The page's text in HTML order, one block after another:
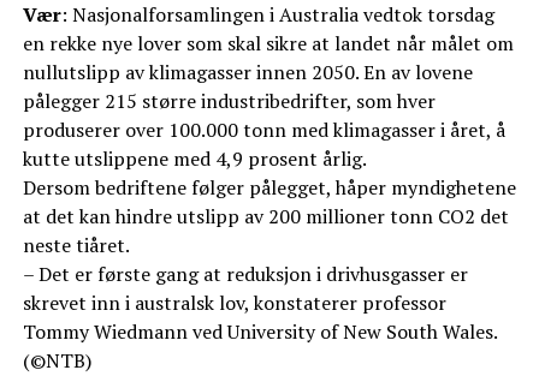
Vær: Nasjonalforsamlingen i Australia vedtok torsdag
en rekke nye lover som skal sikre at landet når målet om
nullutslipp av klimagasser innen 2050. En av lovene
pålegger 215 større industribedrifter, som hver
produserer over 100.000 tonn med klimagasser i året, å
kutte utslippene med 4,9 prosent årlig.
Dersom bedriftene følger pålegget, håper myndighetene
at det kan hindre utslipp av 200 millioner tonn CO2 det
neste tiåret.
– Det er første gang at reduksjon i drivhusgasser er
skrevet inn i australsk lov, konstaterer professor
Tommy Wiedmann ved University of New South Wales.
(©NTB)